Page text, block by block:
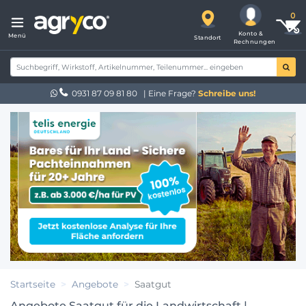
Menü Standort
Konto &
Rechnungen
0931 87 09 81 80 | Eine Frage? Schreibe uns!
Startseite Angebote Saatgut